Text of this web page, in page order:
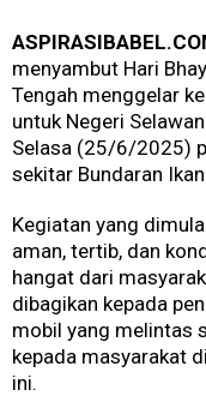
menyambut Hari
Tengah menggelar
untuk Negeri
Selasa (25/6/2025)
sekitar Bundaran
Kegiatan yang
aman, tertib, dan
hangat dari
dibagikan kepada
mobil yang melintas
kepada masyarakat
ini.